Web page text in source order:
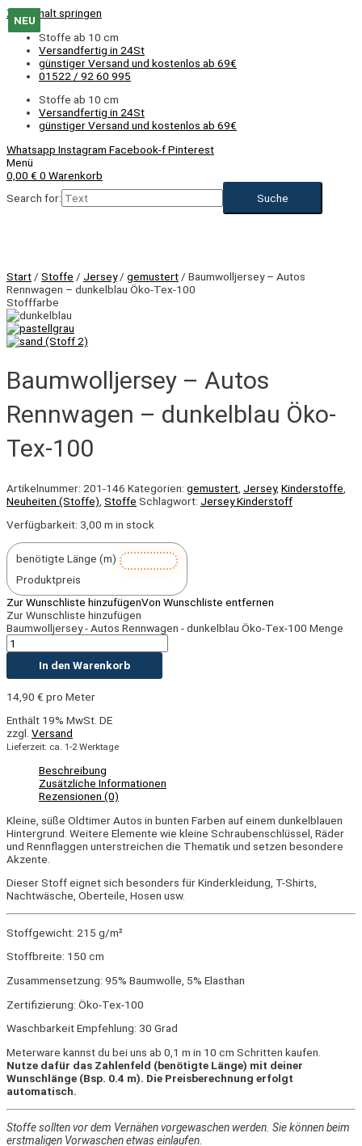
Zum Inhalt springen
Stoffe ab 10 cm
Versandfertig in 24St
günstiger Versand und kostenlos ab 69€
01522 / 92 60 995
Stoffe ab 10 cm
Versandfertig in 24St
günstiger Versand und kostenlos ab 69€
Whatsapp Instagram Facebook-fPinterest
Menü
0,00 € 0 Warenkorb
Search for:
Start / Stoffe / Jersey/ gemustert / Baumwolljersey – Autos
Rennwagen – dunkelblau Öko-Tex-100
Stofffarbe
Baumwolljersey – Autos
Rennwagen – dunkelblau Öko-
Tex-100
Artikelnummer: 201-146 Kategorien: gemustert Jersey, Kinderstoffe
Neuheiten (Stoffe) Stoffe Schlagwort: Jersey Kinderstoff
Verfügbarkeit: 3,00 m in stock
benötigte Länge (m)
Produktpreis
Zur Wunschliste hinzufügenVon Wunschliste entfernen
Zur Wunschliste hinzufügen
Baumwolljersey - Autos Rennwagen - dunkelblau Öko-Tex-100 Menge
In den Warenkorb
14,90 € pro Meter
Enthält 19% MwSt. DE
zzgl. Versand
Lieferzeit: ca. 1-2 Werktage
Beschreibung
Zusätzliche Informationen
Rezensionen (0)
Kleine, süße Oldtimer Autos in bunten Farben auf einem dunkelblauen
Hintergrund. Weitere Elemente wie kleine Schraubenschlüssel, Räder
und Rennflaggen unterstreichen die Thematik und setzen besondere
Akzente.
Dieser Stoff eignet sich besonders für Kinderkleidung, T-Shirts,
Nachtwäsche, Oberteile, Hosen usw.
Stoffgewicht: 215 g/m²
Stoffbreite: 150 cm
Zusammensetzung: 95% Baumwolle, 5% Elasthan
Zertifizierung: Öko-Tex-100
Waschbarkeit Empfehlung: 30 Grad
Meterware kannst du bei uns ab 0,1 m in 10 cm Schritten kaufen.
Nutze dafür das Zahlenfeld (benötigte Länge) mit deiner
Wunschlänge (Bsp. 0.4 m). Die Preisberechnung erfolgt
automatisch.
Stoffe sollten vor dem Vernähen vorgewaschen werden. Sie können beim
erstmaligen Vorwaschen etwas einlaufen.
NEU
NEU
NEU
NEU
NEU
NEU
NEU
NEU
NEU
NEU
NEU
NEU